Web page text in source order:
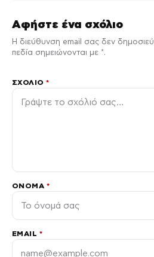
Αφήστε ένα σχόλιο
Η διεύθυνση email σας δεν
πεδία σημειώνονται με *.
ΣΧΌΛΙΟ*
ΌΝΟΜΑ *
EMAIL *